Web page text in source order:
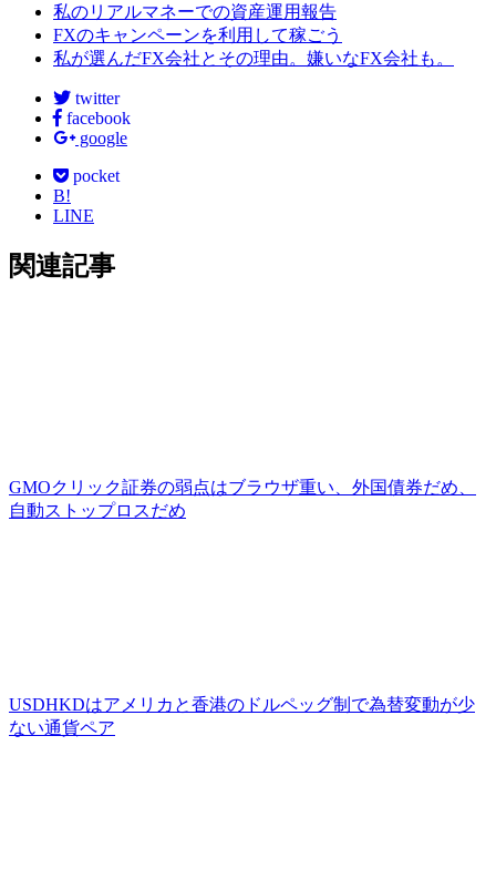
私のリアルマネーでの資産運用報告
FXのキャンペーンを利用して稼ごう
私が選んだFX会社とその理由。嫌いなFX会社も。
twitter
facebook
google
pocket
B!
LINE
関連記事
GMOクリック証券の弱点はブラウザ重い、外国債券だめ、
自動ストップロスだめ
USDHKDはアメリカと香港のドルペッグ制で為替変動が少
ない通貨ペア